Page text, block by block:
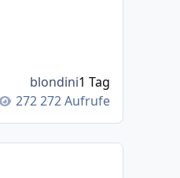
272 Aufrufe
blondini1 Tag